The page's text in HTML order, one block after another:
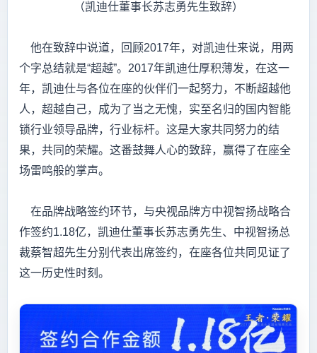
（凯迪仕董事长苏志勇先生致辞）
他在致辞中说道，回顾2017年，对凯迪仕来说，用两
个字总结就是“超越”。2017年凯迪仕厚积薄发，在这一
年，凯迪仕与各位在座的伙伴们一起努力，不断超越他
人，超越自己，成为了当之无愧，实至名归的国内智能
锁行业领导品牌，行业标杆。这是大家共同努力的结
果，共同的荣耀。这番鼓舞人心的致辞，赢得了在座全
场雷鸣般的掌声。
在品牌战略签约环节，与央视品牌方中视智扬战略合
作签约1.18亿，凯迪仕董事长苏志勇先生、中视智扬总
裁蔡智超先生分别代表出席签约，在座各位共同见证了
这一历史性时刻。